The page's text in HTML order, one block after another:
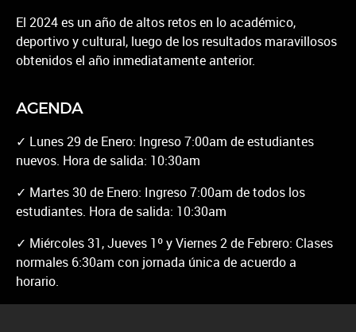
El 2024 es un año de altos retos en lo académico,
deportivo y cultural, luego de los resultados maravillosos
obtenidos el año inmediatamente anterior.
AGENDA
✓ Lunes 29 de Enero: Ingreso 7:00am de estudiantes
nuevos. Hora de salida: 10:30am
✓ Martes 30 de Enero: Ingreso 7:00am de todos los
estudiantes. Hora de salida: 10:30am
✓ Miércoles 31, Jueves 1º y Viernes 2 de Febrero: Clases
normales 6:30am con jornada única de acuerdo a
horario.